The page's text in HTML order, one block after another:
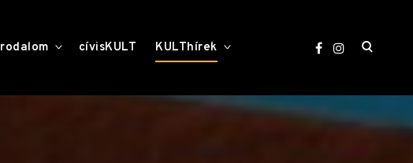
toggle
childcívisKULT KULThírek
open